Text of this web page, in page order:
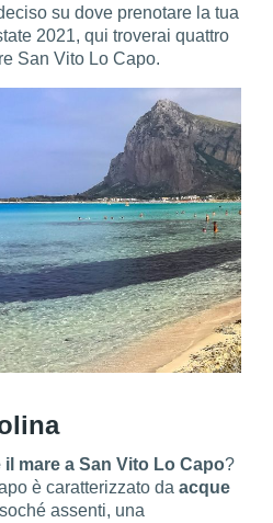
su dove prenotare la tua
2021, qui troverai quattro
San Vito Lo Capo.
il mare a San Vito Lo Capo?
è caratterizzato daacque
assenti, una